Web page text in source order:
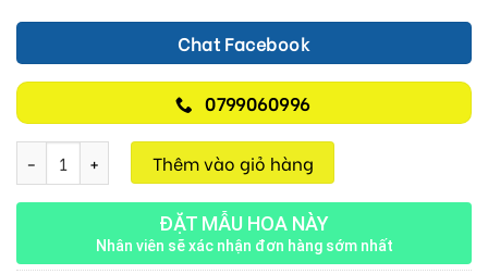
Chat Facebook
0799060996
Kệ Hoa Khai Trương M452 số lượng
Thêm vào giỏ hàng
ĐẶT MẪU HOA NÀY
Nhân viên sẽ xác nhận đơn hàng sớm nhất